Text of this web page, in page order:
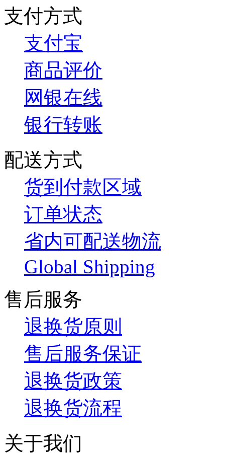
支付方式
支付宝
商品评价
网银在线
银行转账
配送方式
货到付款区域
订单状态
省内可配送物流
Global Shipping
售后服务
退换货原则
售后服务保证
退换货政策
退换货流程
关于我们